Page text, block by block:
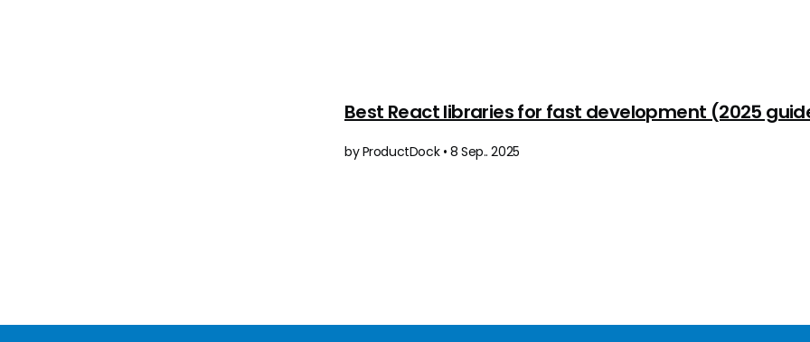
Best React libraries for fast development (2025
by ProductDock • 8 Sep.. 2025